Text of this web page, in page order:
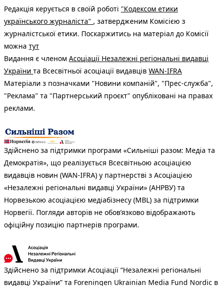
Редакція керується в своїй роботі "Кодексом етики
українського журналіста" , затвердженим Комісією з
журналістської етики. Поскаржитись на матеріал до Комісії
можна тут
Видання є членом Асоціації Незалежні регіональні видавці
України та Всесвітньої асоціації видавців WAN-IFRA
Матеріали з позначками "Новини компаній", "Прес-служба",
"Реклама" та "Партнерський проєкт" опубліковані на правах
реклами.
Здійснено за підтримки програми «Сильніші разом: Медіа та
Демократія», що реалізується Всесвітньою асоціацією
видавців новин (WAN-IFRA) у партнерстві з Асоціацією
«Незалежні регіональні видавці України» (АНРВУ) та
Норвезькою асоціацією медіабізнесу (MBL) за підтримки
Норвегії. Погляди авторів не обов’язково відображають
офіційну позицію партнерів програми.
Здійснено за підтримки Асоціації “Незалежні регіональні
видавці України” та Foreningen Ukrainian Media Fund Nordic в